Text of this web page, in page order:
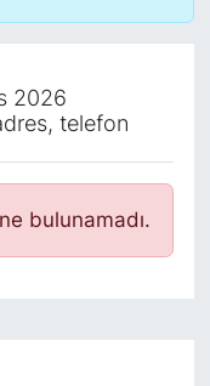
2026
telefon
bulunamadı.